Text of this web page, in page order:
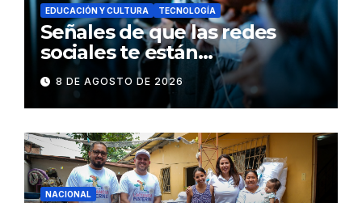
EDUCACIÓN Y CULTURA TECNOLOGÍA
Señales de que las redes
sociales te están
consumiendo
8 DE AGOSTO DE 2026
NACIONAL